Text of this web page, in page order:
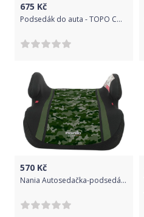
675 Kč
Podsedák do auta - TOPO COMFORT PAW PATROL růžový - Nania
570 Kč
Nania Autosedačka-podsedák Topo CAMO khaki